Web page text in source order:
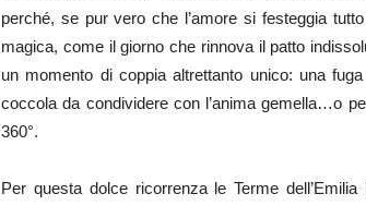
perché, se pur vero che l’amore si festeggia
magica, come il giorno che rinnova il patto
un momento di coppia altrettanto unico: una
coccola da condividere con l’anima gemella…o
360°.
Per questa dolce ricorrenza le Terme